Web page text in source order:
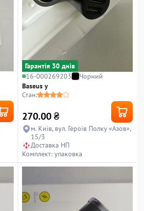
Гарантiя 30 днiв
16-000269203
Чорний
Baseus y
Стан:
270.00 ₴
м. Київ, вул. Героїв Полку «Азов»,
15/3
Доставка НП
Комплект: упаковка